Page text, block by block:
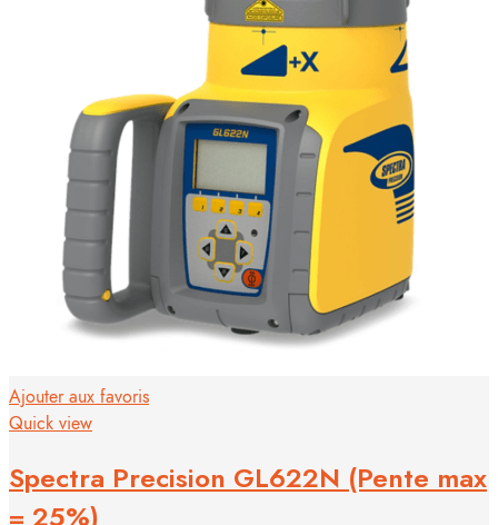
Ajouter aux favoris
Quick view
Spectra Precision GL622N (Pente max
= 25%)